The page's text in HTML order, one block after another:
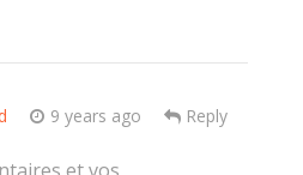
9 years ago Reply